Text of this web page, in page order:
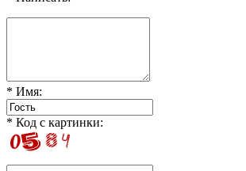
* Имя:
* Код с картинки: